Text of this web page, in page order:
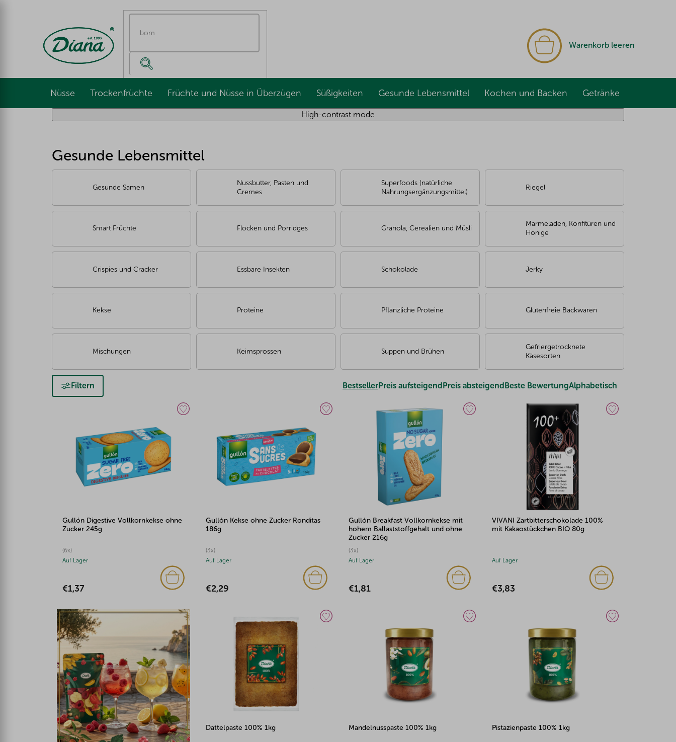
Warenkorb leeren
Nüsse Trockenfrüchte Früchte und Nüsse in Überzügen Süßigkeiten Gesunde Lebensmittel Kochen und Backen Getränke
High-contrast mode
Gesunde Lebensmittel
Gesunde Samen
Nussbutter, Pasten und
Cremes
Superfoods (natürliche
Nahrungsergänzungsmittel)
Riegel
Smart Früchte Flocken und Porridges Granola, Cerealien und Müsli
Marmeladen, Konfitüren und
Honige
Crispies und Cracker Essbare Insekten Schokolade Jerky
Kekse Proteine Pflanzliche Proteine Glutenfreie Backwaren
Mischungen Keimsprossen Suppen und Brühen
Gefriergetrocknete
Käsesorten
Filtern BestsellerPreis aufsteigendPreis absteigendBeste BewertungAlphabetisch
Gullón Digestive Vollkornkekse ohne
Zucker 245g
(6x)
Auf Lager
€1,37
Gullón Kekse ohne Zucker Ronditas
186g
(3x)
Auf Lager
€2,29
Gullón Breakfast Vollkornkekse mit
hohem Ballaststoffgehalt und ohne
Zucker 216g
(3x)
Auf Lager
€1,81
VIVANI Zartbitterschokolade 100%
mit Kakaostückchen BIO 80g
Auf Lager
€3,83
Dattelpaste 100% 1kg Mandelnusspaste 100% 1kg Pistazienpaste 100% 1kg